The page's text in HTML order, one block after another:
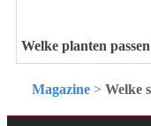
Welke planten
Magazine > Welke